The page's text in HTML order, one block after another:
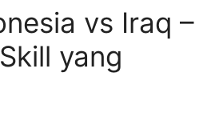
vs Iraq –
yang